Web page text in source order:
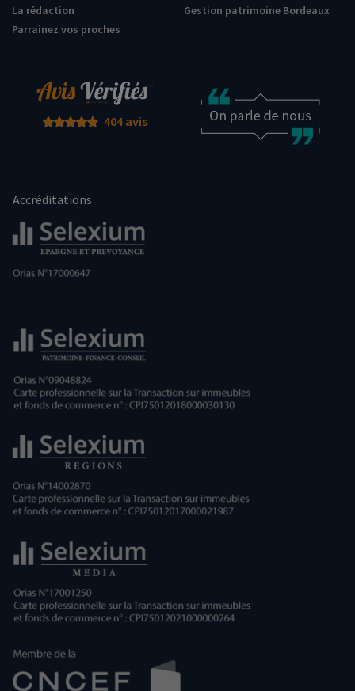
La rédaction
Parrainez vos proches
Gestion patrimoine Bordeaux
404 avis
Accréditations